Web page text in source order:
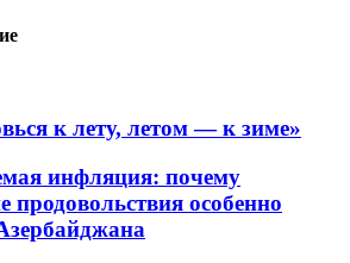
к лету, летом — к зиме»
инфляция: почему
продовольствия особенно